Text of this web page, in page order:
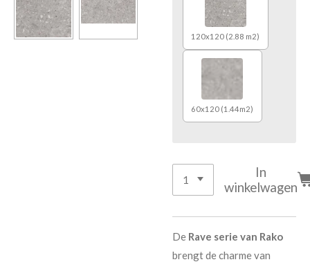
120x120 (2.88 m2)
60x120 (1.44m2)
In
winkelwagen
De Rave serie van Rako
brengt de charme van